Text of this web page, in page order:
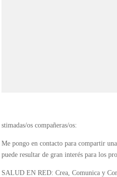
stimadas/os compañeras/os:
Me pongo en contacto para compartir
puede resultar de gran interés para los
SALUD EN RED: Crea, Comunica y